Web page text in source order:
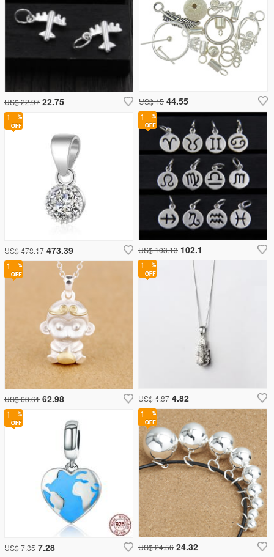
1
US$ 478.17 473.39
1
US$ 7.35 7.28
1
US$ 4.87 4.82
1
US$ 103.13 102.1
US$ 22.97 22.75
1
US$ 63.61 62.98
1
US$ 24.56 24.32
US$ 45 44.55